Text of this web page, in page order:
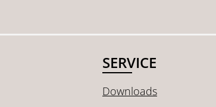
SERVICE
Downloads